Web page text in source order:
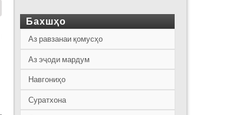
Бахшҳо
Аз равзанаи қомусҳо
Аз эҷоди мардум
Навгониҳо
Суратхона